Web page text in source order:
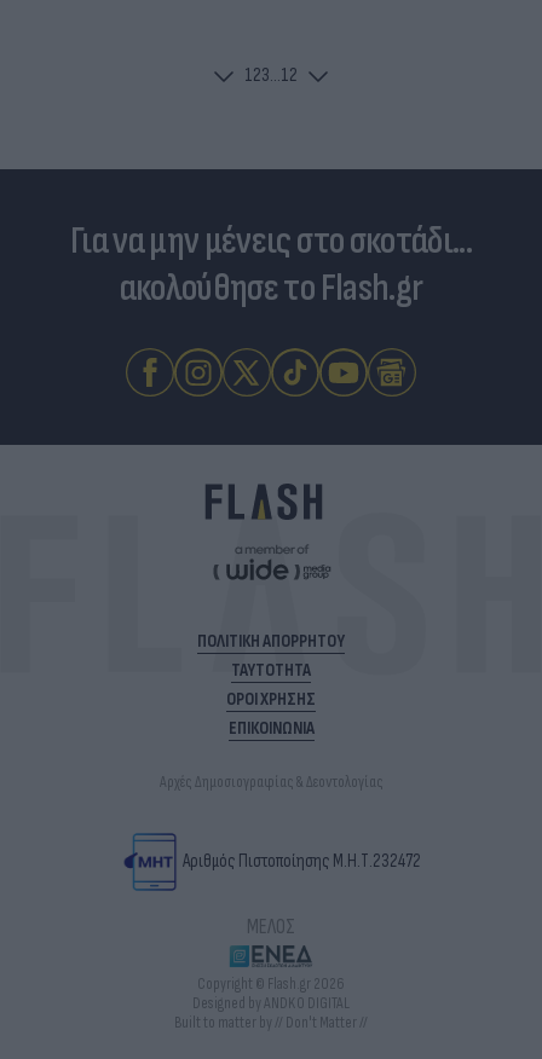
123...12
Για να μην μένεις στο σκοτάδι...
ακολούθησε το Flash.gr
ΠΟΛΙΤΙΚΗ ΑΠΟΡΡΗΤΟΥ
ΤΑΥΤΟΤΗΤΑ
ΟΡΟΙ ΧΡΗΣΗΣ
ΕΠΙΚΟΙΝΩΝΙΑ
Αρχές Δημοσιογραφίας & Δεοντολογίας
Αριθμός Πιστοποίησης Μ.Η.Τ.232472
ΜΕΛΟΣ
Copyright © Flash.gr 2026
Designed by ANDKO DIGITAL
Built to matter by // Don't Matter //